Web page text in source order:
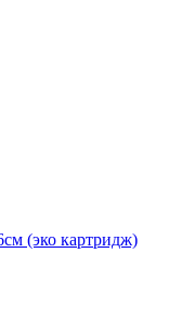
(эко картридж)